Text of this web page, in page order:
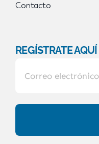
Contacto
REGÍSTRATE AQUÍ